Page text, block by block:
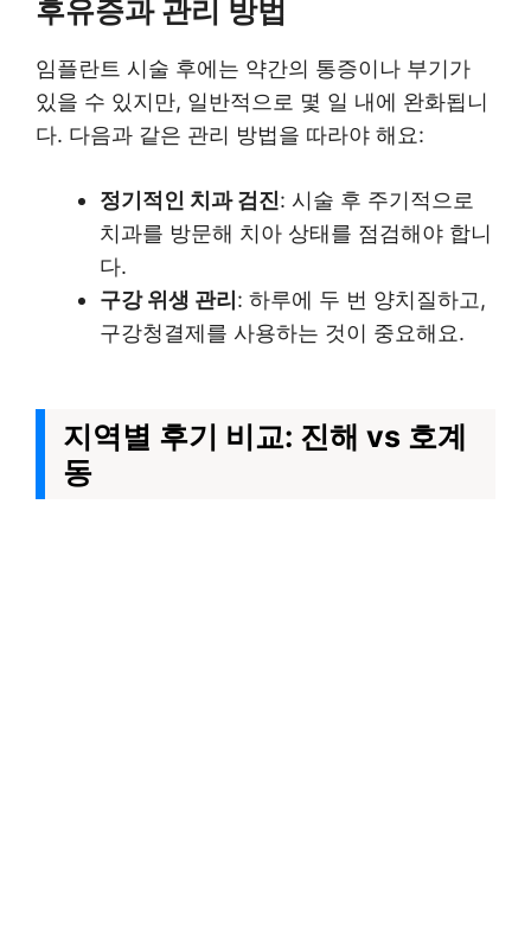
후유증과 관리 방법
임플란트 시술 후에는 약간의 통증이나 부기가
있을 수 있지만, 일반적으로 몇 일 내에 완화됩니
다. 다음과 같은 관리 방법을 따라야 해요:
정기적인 치과 검진: 시술 후 주기적으로
치과를 방문해 치아 상태를 점검해야 합니
다.
구강 위생 관리 : 하루에 두 번 양치질하고,
구강청결제를 사용하는 것이 중요해요.
지역별 후기 비교: 진해 vs 호계
동